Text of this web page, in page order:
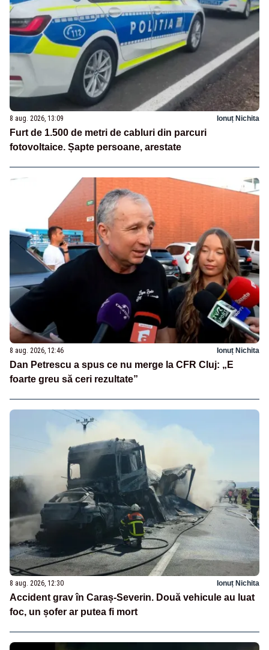
8 aug. 2026, 13:09 Ionuț Nichita
Furt de 1.500 de metri de cabluri din parcuri
fotovoltaice. Șapte persoane, arestate
8 aug. 2026, 12:46 Ionuț Nichita
Dan Petrescu a spus ce nu merge la CFR Cluj: „E
foarte greu să ceri rezultate”
8 aug. 2026, 12:30 Ionuț Nichita
Accident grav în Caraș-Severin. Două vehicule au luat
foc, un șofer ar putea fi mort